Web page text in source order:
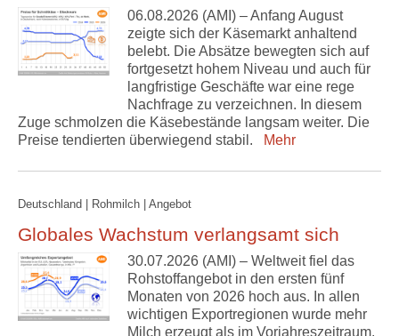
06.08.2026 (AMI) – Anfang August
zeigte sich der Käsemarkt anhaltend
belebt. Die Absätze bewegten sich auf
fortgesetzt hohem Niveau und auch für
langfristige Geschäfte war eine rege
Nachfrage zu verzeichnen. In diesem
Zuge schmolzen die Käsebestände langsam weiter. Die
Preise tendierten überwiegend stabil.
Mehr
Deutschland | Rohmilch | Angebot
Globales Wachstum verlangsamt sich
30.07.2026 (AMI) – Weltweit fiel das
Rohstoffangebot in den ersten fünf
Monaten von 2026 hoch aus. In allen
wichtigen Exportregionen wurde mehr
Milch erzeugt als im Vorjahreszeitraum.